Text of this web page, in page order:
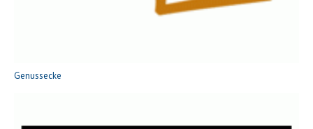
Genussecke